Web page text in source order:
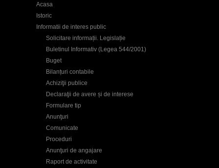
Acasa
Istoric
Informatii de interes public
Solicitare informații. Legislație
Buletinul Informativ (Legea 544/2001)
Buget
Bilanțuri contabile
Achiziţii publice
Declaraţii de avere și de interese
Formulare tip
Anunţuri
Comunicate
Proceduri
Anunţuri de angajare
Raport de activitate